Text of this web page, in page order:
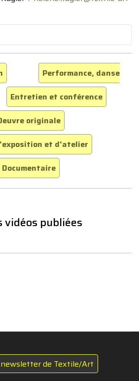
Performance, danse
Entretien et conférence
originale
et d'atelier
Documentaire
vidéos publiées
de Textile/Art